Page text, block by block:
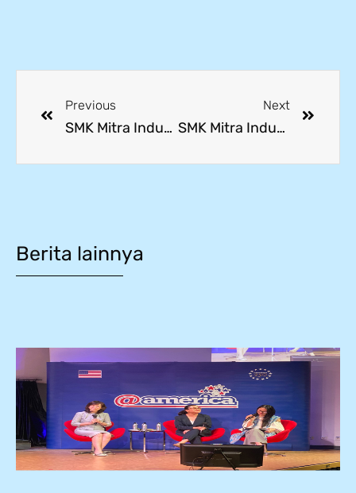
Previous
SMK Mitra Industri Gelar Sosialisasi Magang ke Jepang dan Pemetaan Kampus
Next
SMK Mitra Industri Jalin Kerja Sama dengan PT United Tractors, Resmi Jadi Sekolah Binaan SOBAT
Berita lainnya